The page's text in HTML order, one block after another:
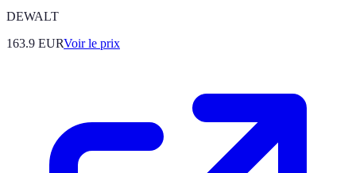
DEWALT
163.9 EURVoir le prix